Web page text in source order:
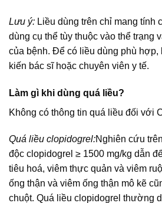
Lưu ý: Liều dùng trên chỉ mang tính
dùng cụ thể tùy thuộc vào thể trạng
của bệnh. Để có liều dùng phù hợp,
kiến bác sĩ hoặc chuyên viên y tế.
Làm gì khi dùng quá liều?
Không có thông tin quá liều đối với
Quá liều clopidogrel:Nghiên cứu
độc clopidogrel ≥ 1500 mg/kg dẫn
tiêu hoá, viêm thực quản và viêm
ống thận và viêm ống thận mô kẽ
chuột. Quá liều clopidogrel thường